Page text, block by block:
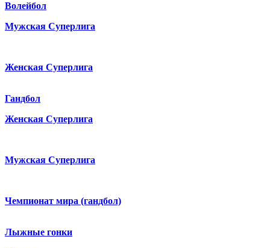
Волейбол
Мужская Суперлига
Женская Суперлига
Гандбол
Женская Суперлига
Мужская Суперлига
Чемпионат мира (гандбол)
Лыжные гонки